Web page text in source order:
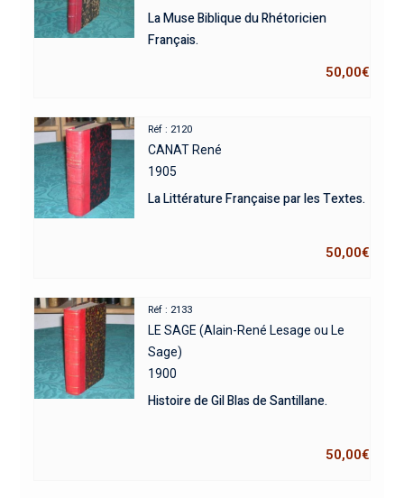
La Muse Biblique du Rhétoricien
Français.
50,00€
Réf : 2120
CANAT René
1905
La Littérature Française par les Textes.
50,00€
Réf : 2133
LE SAGE (Alain-René Lesage ou Le
Sage)
1900
Histoire de Gil Blas de Santillane.
50,00€